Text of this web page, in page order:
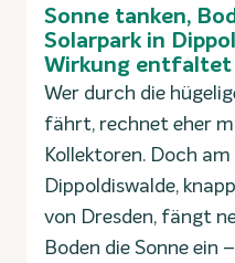
Sonne tanken,
Solarpark in
Wirkung entfaltet
Wer durch die
fährt, rechnet eher
Kollektoren. Doch
Dippoldiswalde,
von Dresden, fängt
Boden die Sonne ein